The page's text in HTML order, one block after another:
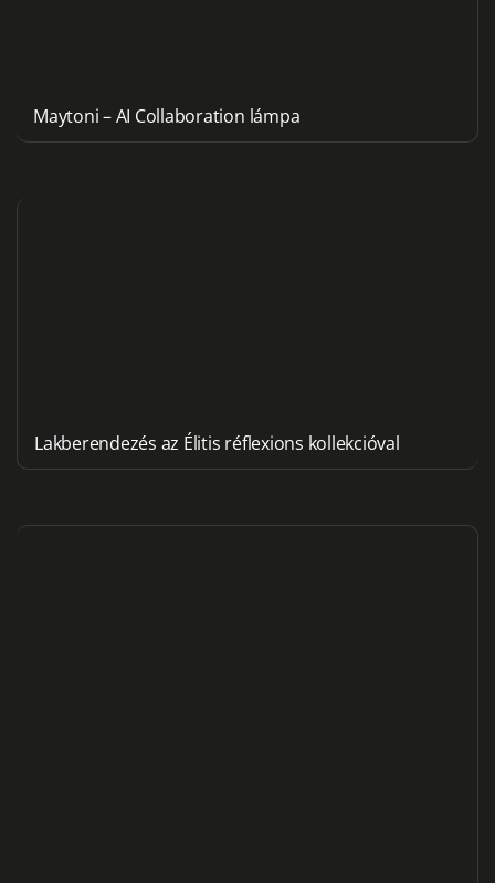
Maytoni – AI Collaboration lámpa
Lakberendezés az Élitis réflexions kollekcióval